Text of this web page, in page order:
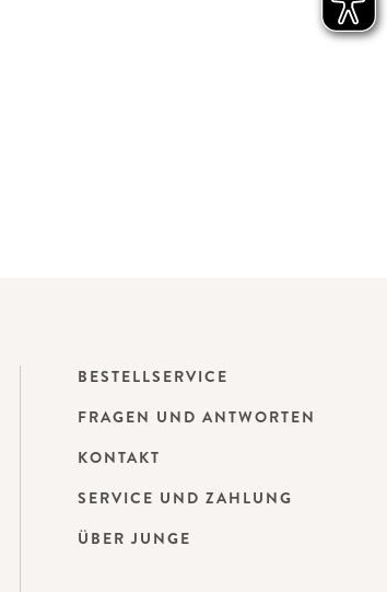
BESTELLSERVICE
FRAGEN UND ANTWORTEN
KONTAKT
SERVICE UND ZAHLUNG
ÜBER JUNGE